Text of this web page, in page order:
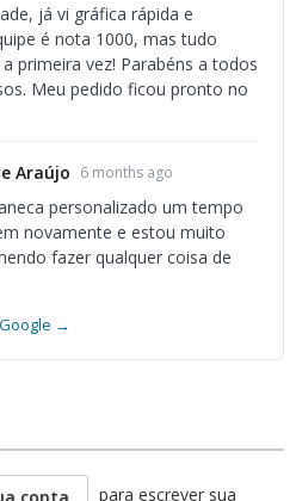
já vi gráfica rápida e
é nota 1000, mas tudo
primeira vez! Parabéns a todos
Meu pedido ficou pronto no
Araújo 6 months ago
personalizado um tempo
novamente e estou muito
fazer qualquer coisa de
→
para escrever sua